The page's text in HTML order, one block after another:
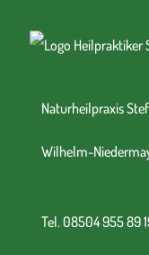
Naturheilpraxis
Wilhelm-
Tel. 08504 955 89